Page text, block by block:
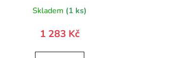
Skladem (1 ks)
1 283 Kč